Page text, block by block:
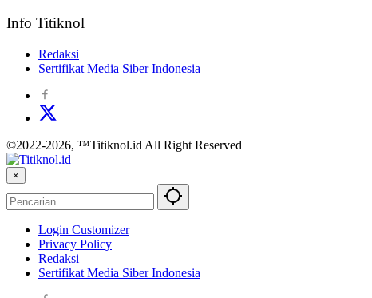
Info Titiknol
Redaksi
Sertifikat Media Siber Indonesia
©2022-2026, ™Titiknol.id All Right Reserved
×
Login Customizer
Privacy Policy
Redaksi
Sertifikat Media Siber Indonesia